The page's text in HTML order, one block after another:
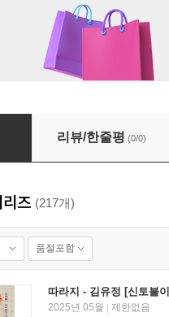
식 [신토불이 우리문학 168]
리뷰/한줄평 (0/0)
즈 (217개)
품절포함
따라지 - 김유정 [신토불
2025년 05월
제한없음